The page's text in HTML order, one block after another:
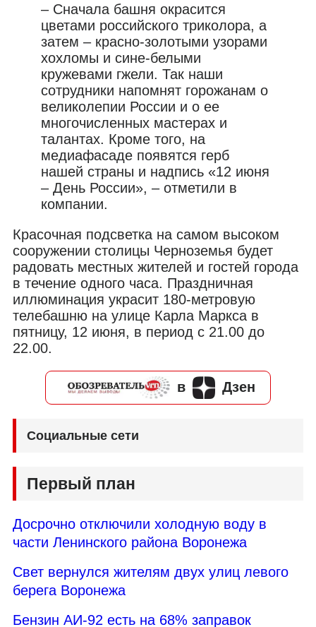
– Сначала башня окрасится
цветами российского триколора, а
затем – красно-золотыми узорами
хохломы и сине-белыми
кружевами гжели. Так наши
сотрудники напомнят горожанам о
великолепии России и о ее
многочисленных мастерах и
талантах. Кроме того, на
медиафасаде появятся герб
нашей страны и надпись «12 июня
– День России», – отметили в
компании.
Красочная подсветка на самом высоком
сооружении столицы Черноземья будет
радовать местных жителей и гостей города
в течение одного часа. Праздничная
иллюминация украсит 180-метровую
телебашню на улице Карла Маркса в
пятницу, 12 июня, в период с 21.00 до
22.00.
в Дзен
Социальные сети
Первый план
Досрочно отключили холодную воду в
части Ленинского района Воронежа
Свет вернулся жителям двух улиц левого
берега Воронежа
Бензин АИ-92 есть на 68% заправок